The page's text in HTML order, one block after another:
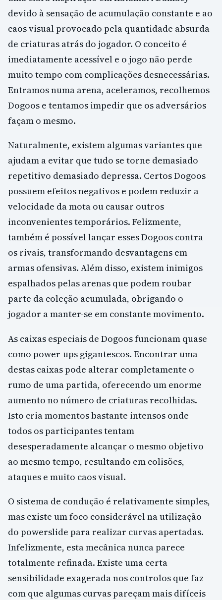
devido à sensação de acumulação constante e ao
caos visual provocado pela quantidade absurda
de criaturas atrás do jogador. O conceito é
imediatamente acessível e o jogo não perde
muito tempo com complicações desnecessárias.
Entramos numa arena, aceleramos, recolhemos
Dogoos e tentamos impedir que os adversários
façam o mesmo.
Naturalmente, existem algumas variantes que
ajudam a evitar que tudo se torne demasiado
repetitivo demasiado depressa. Certos Dogoos
possuem efeitos negativos e podem reduzir a
velocidade da mota ou causar outros
inconvenientes temporários. Felizmente,
também é possível lançar esses Dogoos contra
os rivais, transformando desvantagens em
armas ofensivas. Além disso, existem inimigos
espalhados pelas arenas que podem roubar
parte da coleção acumulada, obrigando o
jogador a manter-se em constante movimento.
As caixas especiais de Dogoos funcionam quase
como power-ups gigantescos. Encontrar uma
destas caixas pode alterar completamente o
rumo de uma partida, oferecendo um enorme
aumento no número de criaturas recolhidas.
Isto cria momentos bastante intensos onde
todos os participantes tentam
desesperadamente alcançar o mesmo objetivo
ao mesmo tempo, resultando em colisões,
ataques e muito caos visual.
O sistema de condução é relativamente simples,
mas existe um foco considerável na utilização
do powerslide para realizar curvas apertadas.
Infelizmente, esta mecânica nunca parece
totalmente refinada. Existe uma certa
sensibilidade exagerada nos controlos que faz
com que algumas curvas pareçam mais difíceis